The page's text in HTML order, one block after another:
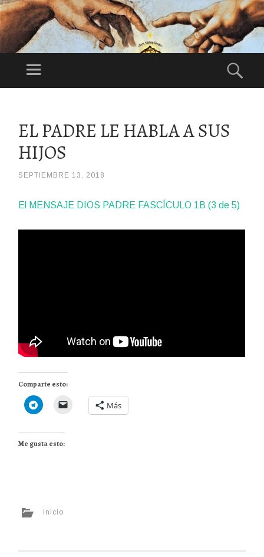
DI
NU
O
1°Domingo de
Menú
CONTENIDO
EL PADRE LE HABLA A SUS
HIJOS
SEPTIEMBRE 13, 2018
El MENSAJE DIOS PADRE FASCÍCULO 1B (3 de 5)
Comparte esto:
Más
Me gusta esto:
inicio